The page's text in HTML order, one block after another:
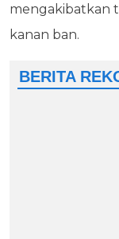
mengakibatkan
kanan ban.